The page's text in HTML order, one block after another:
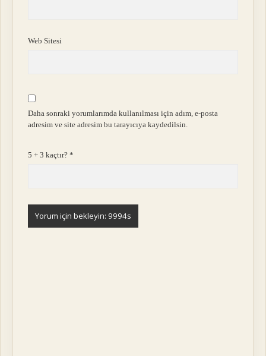
Web Sitesi
Daha sonraki yorumlarımda kullanılması için adım, e-posta
adresim ve site adresim bu tarayıcıya kaydedilsin.
5 + 3 kaçtır?*